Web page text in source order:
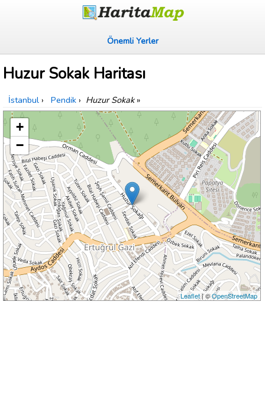
Önemli Yerler
Huzur Sokak Haritası
İstanbul › Pendik › Huzur Sokak»
+
−
Leaflet| ©OpenStreetMap